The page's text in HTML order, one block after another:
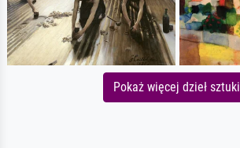
Pokaż więcej dzieł sztuki